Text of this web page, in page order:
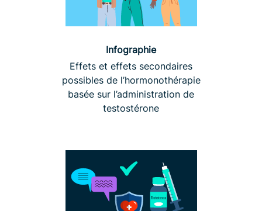
Infographie
Effets et effets secondaires
possibles de l’hormonothérapie
basée sur l’administration de
testostérone